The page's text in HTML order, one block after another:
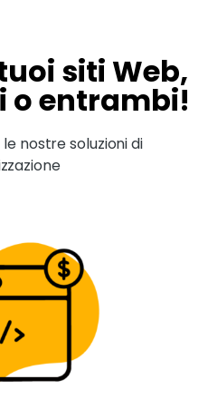
siti Web,
o entrambi!
nostre soluzioni di